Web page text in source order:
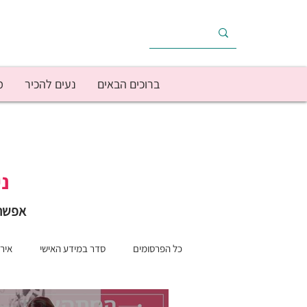
ברוכים הבאים נעים להכיר
כל הפרסומים סדר במידע האישי
הכנסה זוגיות חופש ונופש